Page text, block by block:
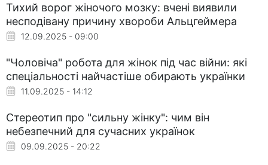
Тихий ворог жіночого мозку: вчені виявили
несподівану причину хвороби Альцгеймера
12.09.2025 - 09:00
"Чоловіча" робота для жінок під час війни: які
спеціальності найчастіше обирають українки
11.09.2025 - 14:12
Стереотип про "сильну жінку": чим він
небезпечний для сучасних українок
09.09.2025 - 20:22